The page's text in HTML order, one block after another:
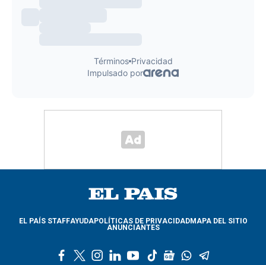
EL PAÍS STAFFAYUDAPOLÍTICAS DE PRIVACIDADMAPA DEL SITIO
ANUNCIANTES
l
y
t
g
w